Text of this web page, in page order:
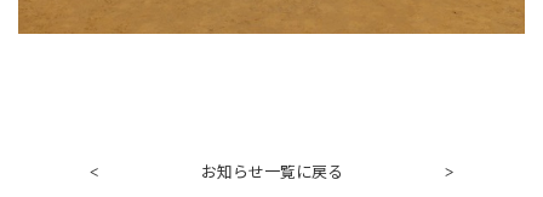
< お知らせ一覧に戻る >